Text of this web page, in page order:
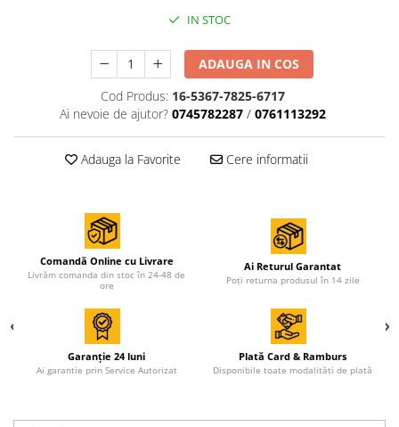
IN STOC
ADAUGA IN COS
Cod Produs: 16-5367-7825-6717
Ai nevoie de ajutor? 0745782287 / 0761113292
Adauga la Favorite Cere informatii
Comandă Online cu Livrare
Livrăm comanda din stoc în 24-48 de
ore
Ai Returul Garantat
Poți returna produsul în 14 zile
Garanție 24 luni
Ai garantie prin Service Autorizat
Plată Card & Ramburs
Disponibile toate modalități de plată